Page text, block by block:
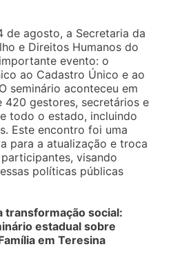
de agosto, a Secretaria da
e Direitos Humanos do
evento: o
ao Cadastro Único e ao
seminário aconteceu em
420 gestores, secretários e
todo o estado, incluindo
Este encontro foi uma
para a atualização e troca
visando
políticas públicas
transformação social:
estadual sobre
em Teresina